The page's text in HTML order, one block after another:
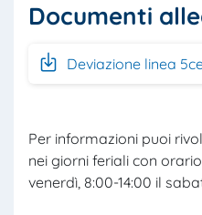
Documenti
Deviazione linea
Per informazioni puoi
nei giorni feriali con
venerdì, 8:00-14:00 il